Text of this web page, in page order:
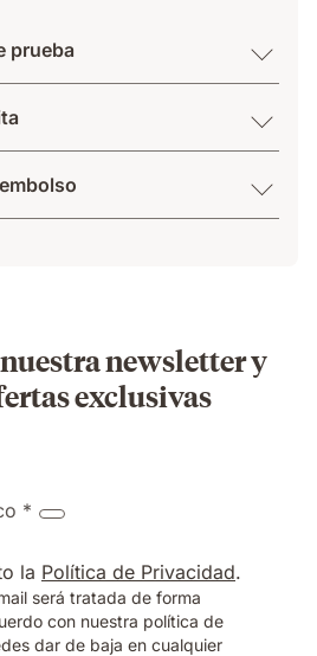
prueba
newsletter y
exclusivas
*
la Política de Privacidad.
será tratada de forma
con nuestra política de
dar de baja en cualquier